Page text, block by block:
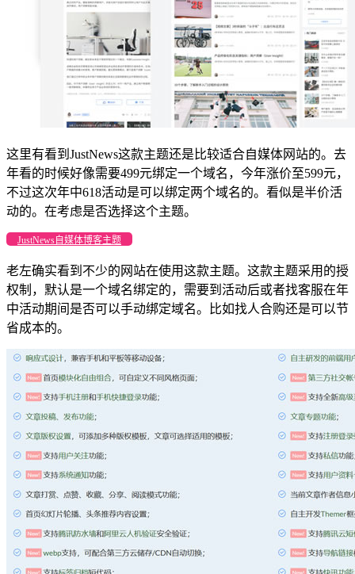
这里有看到JustNews这款主题还是比较适合自媒体网站的。去
年看的时候好像需要499元绑定一个域名，今年涨价至599元，
不过这次年中618活动是可以绑定两个域名的。看似是半价活
动的。在考虑是否选择这个主题。
JustNews自媒体博客主题
老左确实看到不少的网站在使用这款主题。这款主题采用的授
权制，默认是一个域名绑定的，需要到活动后或者找客服在年
中活动期间是否可以手动绑定域名。比如找人合购还是可以节
省成本的。